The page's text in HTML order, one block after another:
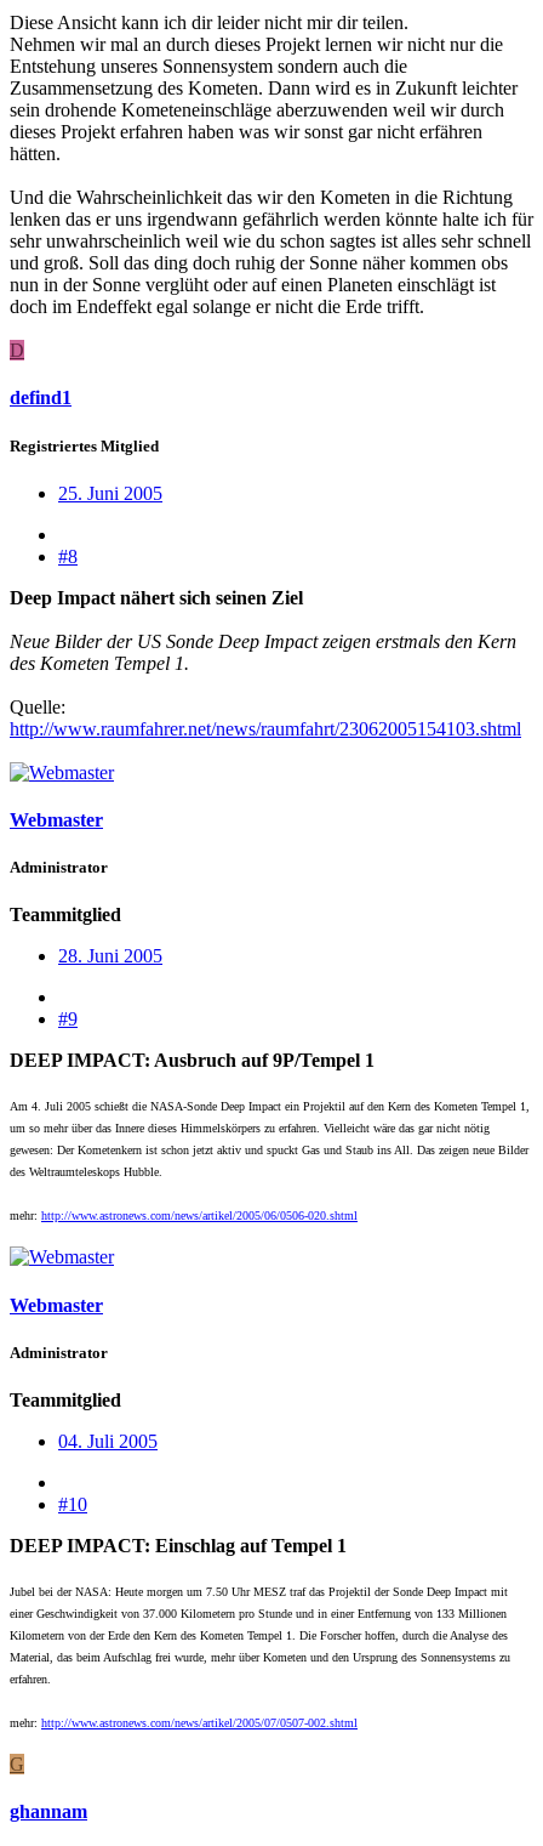
Diese Ansicht kann ich dir leider nicht mir dir teilen.
Nehmen wir mal an durch dieses Projekt lernen wir nicht nur die
Entstehung unseres Sonnensystem sondern auch die
Zusammensetzung des Kometen. Dann wird es in Zukunft leichter
sein drohende Kometeneinschläge aberzuwenden weil wir durch
dieses Projekt erfahren haben was wir sonst gar nicht erfähren
hätten.
Und die Wahrscheinlichkeit das wir den Kometen in die Richtung
lenken das er uns irgendwann gefährlich werden könnte halte ich für
sehr unwahrscheinlich weil wie du schon sagtes ist alles sehr schnell
und groß. Soll das ding doch ruhig der Sonne näher kommen obs
nun in der Sonne verglüht oder auf einen Planeten einschlägt ist
doch im Endeffekt egal solange er nicht die Erde trifft.
D
defind1
Registriertes Mitglied
25. Juni 2005
#8
Deep Impact nähert sich seinen Ziel
Neue Bilder der US Sonde Deep Impact zeigen erstmals den Kern
des Kometen Tempel 1.
Quelle:
http://www.raumfahrer.net/news/raumfahrt/23062005154103.shtml
Webmaster
Administrator
Teammitglied
28. Juni 2005
#9
DEEP IMPACT: Ausbruch auf 9P/Tempel 1
Am 4. Juli 2005 schießt die NASA-Sonde Deep Impact ein Projektil auf den Kern des Kometen Tempel 1,
um so mehr über das Innere dieses Himmelskörpers zu erfahren. Vielleicht wäre das gar nicht nötig
gewesen: Der Kometenkern ist schon jetzt aktiv und spuckt Gas und Staub ins All. Das zeigen neue Bilder
des Weltraumteleskops Hubble.
mehr: http://www.astronews.com/news/artikel/2005/06/0506-020.shtml
Webmaster
Administrator
Teammitglied
04. Juli 2005
#10
DEEP IMPACT: Einschlag auf Tempel 1
Jubel bei der NASA: Heute morgen um 7.50 Uhr MESZ traf das Projektil der Sonde Deep Impact mit
einer Geschwindigkeit von 37.000 Kilometern pro Stunde und in einer Entfernung von 133 Millionen
Kilometern von der Erde den Kern des Kometen Tempel 1. Die Forscher hoffen, durch die Analyse des
Material, das beim Aufschlag frei wurde, mehr über Kometen und den Ursprung des Sonnensystems zu
erfahren.
mehr: http://www.astronews.com/news/artikel/2005/07/0507-002.shtml
G
ghannam